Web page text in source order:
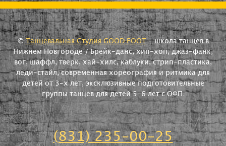
©Танцевальная Студия GOOD FOOT- школа танцев в
Нижнем Новгороде / Брейк-данс, хип-хоп, джаз-фанк,
вог, шаффл, тверк, хай-хилс, каблуки, стрип-пластика,
леди-стайл, современная хореография и ритмика для
детей от 3-х лет, эксклюзивные подготовительные
группы танцев для детей 5-6 лет с ОФП.
(831) 235-00-25